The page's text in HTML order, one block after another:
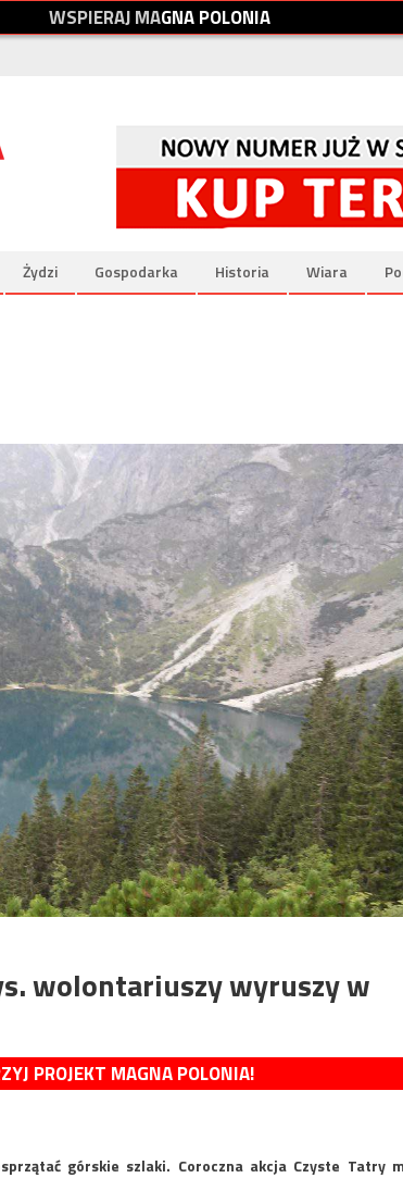
WSPIERAJMAGNAPOLONIA
Żydzi Gospodarka Historia Wiara
wolontariuszy wyruszy w
PROJEKT MAGNA POLONIA!
górskie szlaki. Coroczna akcja Czyste Tatry